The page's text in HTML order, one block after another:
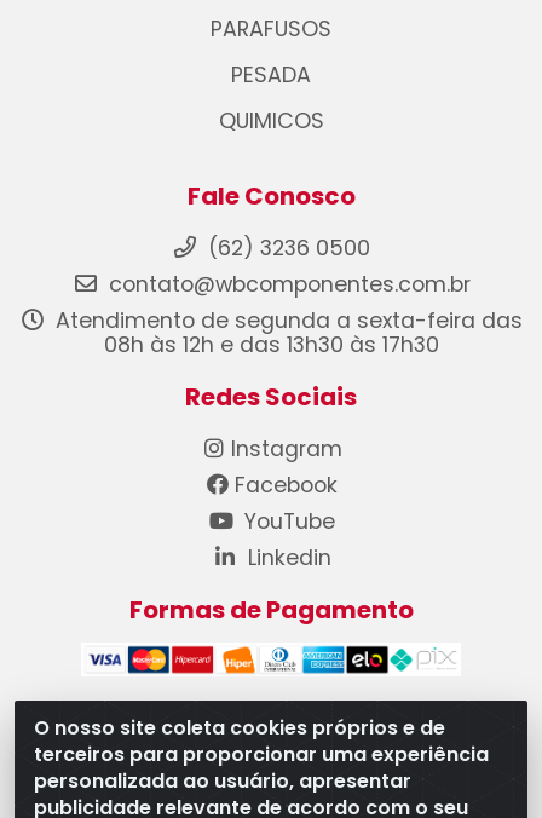
O nosso site coleta cookies próprios e de
terceiros para proporcionar uma experiência
personalizada ao usuário, apresentar
publicidade relevante de acordo com o seu
PARAFUSOS
PESADA
QUIMICOS
Fale Conosco
(62) 3236 0500
contato@wbcomponentes.com.br
Atendimento de segunda a sexta-feira das
08h às 12h e das 13h30 às 17h30
Redes Sociais
Instagram
Facebook
YouTube
Linkedin
Formas de Pagamento
WB Componentes Automotivos LTDA - CNPJ
08.528.393/0001-12 - Rua do Níquel, 667 - Parque
Oeste Industrial, Goiânia/GO - CEP 74375-660